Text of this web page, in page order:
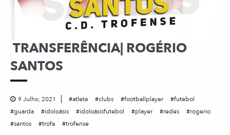
TRANSFERÊNCIA| ROGÉRIO
SANTOS
9 Julho, 2021 atleta clubs footballplayer
futebol
guarda
idoloásis idoloásisfutebol player redes
rogerio
santos
trofa trofense